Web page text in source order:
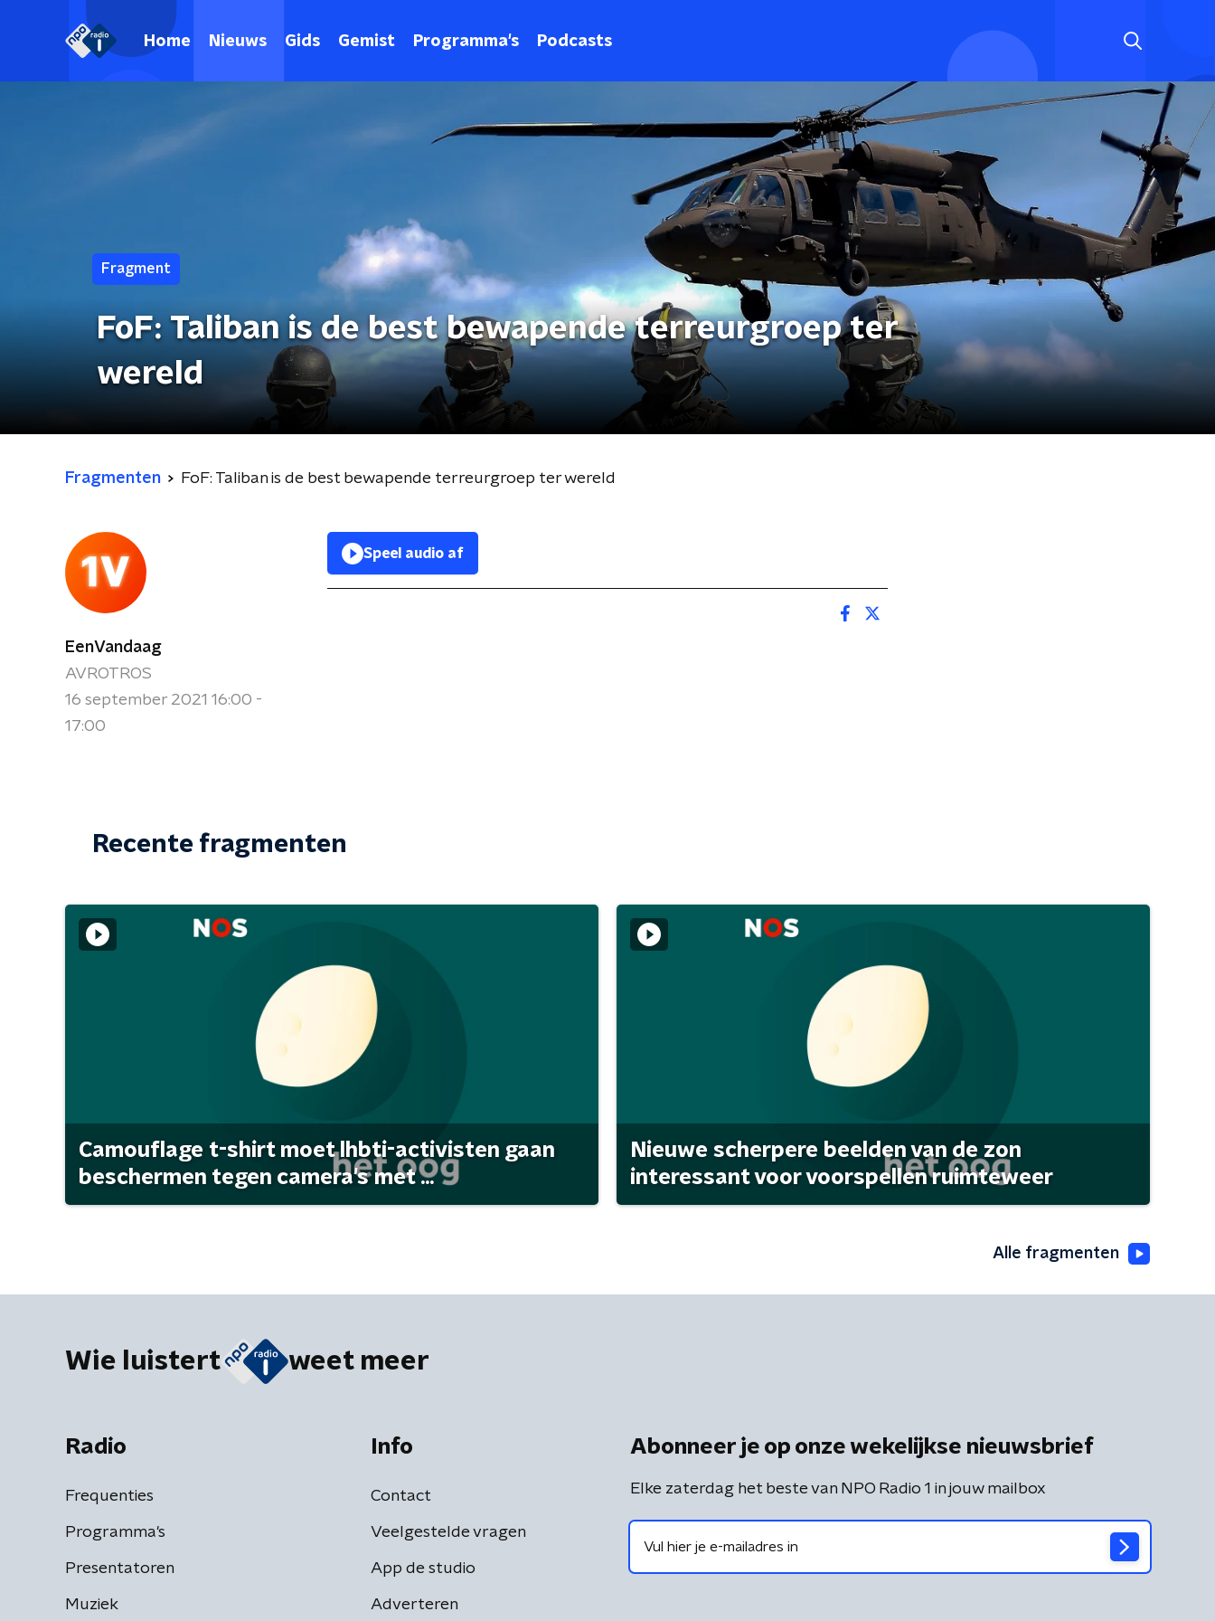
Home Nieuws Gids Gemist Programma's Podcasts
Fragment
FoF: Taliban is de best bewapende terreurgroep ter
wereld
Fragmenten FoF: Taliban is de best bewapende terreurgroep ter wereld
EenVandaag
AVROTROS
16 september 2021 16:00 -
17:00
Speel audio af
Recente fragmenten
Camouflage t-shirt moet lhbti-activisten gaan
beschermen tegen camera's met ...
Nieuwe scherpere beelden van de zon
interessant voor voorspellen ruimteweer
Alle fragmenten
Wie luistert weet meer
Radio
Frequenties
Programma's
Presentatoren
Muziek
Info
Contact
Veelgestelde vragen
App de studio
Adverteren
Abonneer je op onze wekelijkse nieuwsbrief
Elke zaterdag het beste van NPO Radio 1 in jouw mailbox